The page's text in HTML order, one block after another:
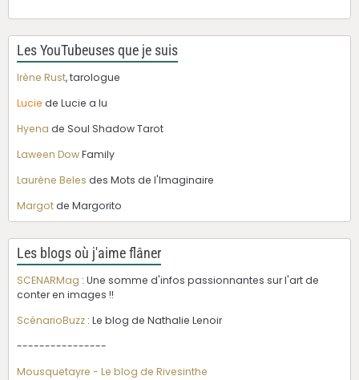
Les YouTubeuses que je suis
Irène Rust, tarologue
Lucie de Lucie a lu
Hyena de Soul Shadow Tarot
Laween DowFamily
Laurène Beles des Mots de l'Imaginaire
Margotde Margorito
Les blogs où j'aime flâner
SCENARMag : Une somme d'infos passionnantes sur l'art de
conter en images !!
ScénarioBuzz : Le blog de Nathalie Lenoir
----------------
Mousquetayre - Le blog de Rivesinthe